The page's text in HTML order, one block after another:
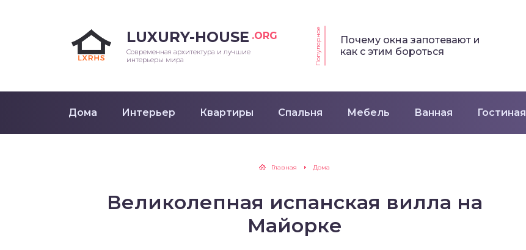
LUXURY-HOUSE .ORG
Современная архитектура и лучшие
интерьеры мира
Популярное
Почему окна запотевают и
как с этим бороться
Дома Интерьер Квартиры Спальня Мебель Ванная Гостиная
Главная Дома
Великолепная испанская вилла на
Майорке